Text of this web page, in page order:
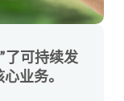
了可持续发
业务。